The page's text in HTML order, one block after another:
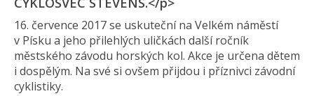
16. července 2017 se uskuteční na Velkém náměstí
v Písku a jeho přilehlých uličkách další ročník
městského závodu horských kol. Akce je určena dětem
i dospělým. Na své si ovšem přijdou i příznivci závodní
cyklistiky.